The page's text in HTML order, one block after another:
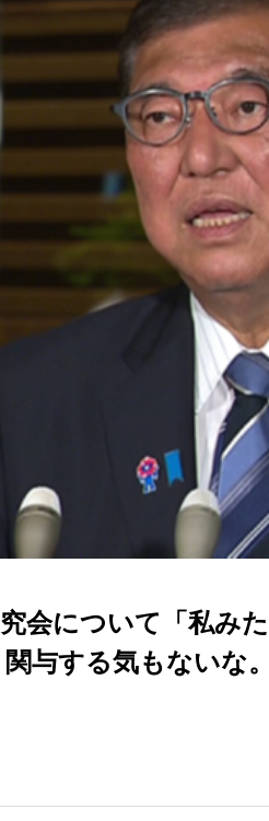
会について「私み
与する気もないな